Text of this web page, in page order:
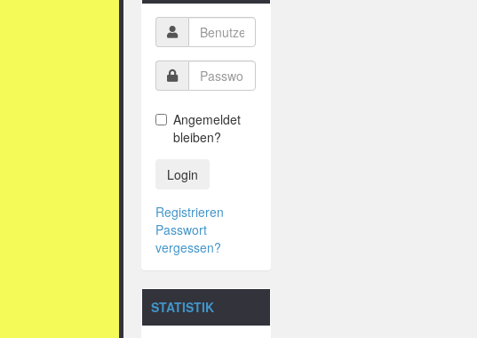
Angemeldet
bleiben?
Login
Registrieren
Passwort
vergessen?
STATISTIK